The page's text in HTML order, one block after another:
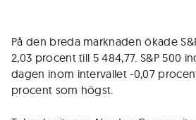
På den breda marknaden ökade
2,03 procent till 5 484,77. S&P 500
dagen inom intervallet -0,07
procent som högst.